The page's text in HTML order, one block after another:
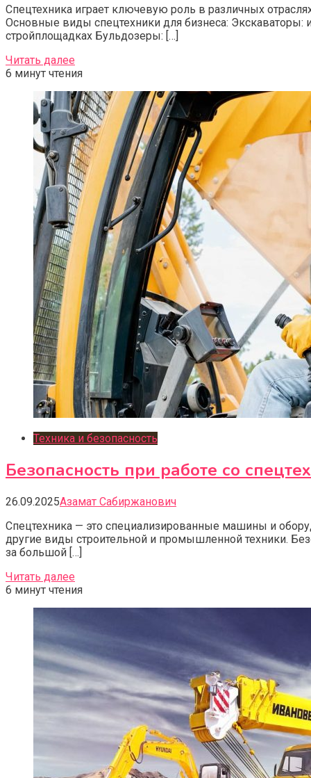
Спецтехника играет ключевую роль в различных
Основные виды спецтехники для бизнеса: Экскаваторы:
стройплощадках Бульдозеры: […]
Читать далее
6 минут чтения
Техника и безопасность
Безопасность при работе со
26.09.2025Азамат Сабиржанович
Спецтехника — это специализированные машины и
другие виды строительной и промышленной техники.
за большой […]
Читать далее
6 минут чтения